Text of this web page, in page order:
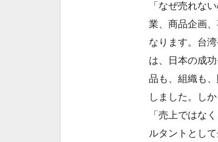
「なぜ売れな
業、商品企画
なります。台
は、日本の成
品も、組織も
しました。し
「売上ではな
ルタントとし